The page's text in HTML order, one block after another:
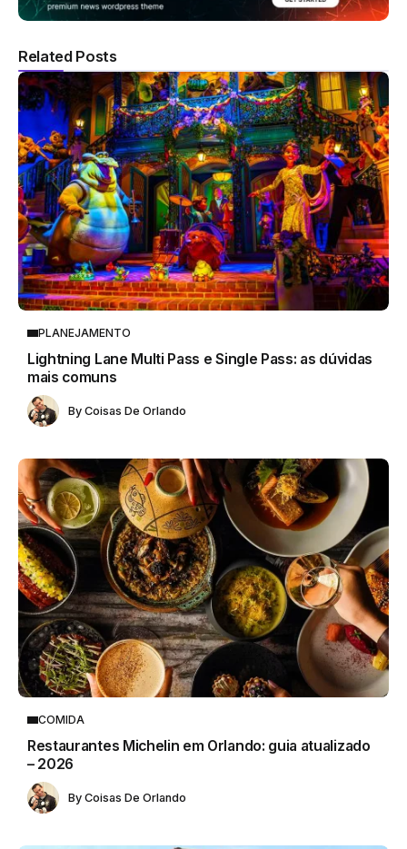
Related Posts
PLANEJAMENTO
Lightning Lane Multi Pass e Single Pass: as dúvidas
mais comuns
By Coisas De Orlando
COMIDA
Restaurantes Michelin em Orlando: guia atualizado
– 2026
By Coisas De Orlando